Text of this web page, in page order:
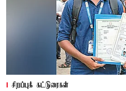
சிறப்புக் கட்டுரைகள்